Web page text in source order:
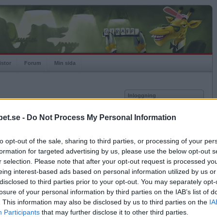
- Do Not Process My Personal Information
opt-out of the sale, sharing to third parties, or processing of your
for targeted advertising by us, please use the below opt-out
selection. Please note that after your opt-out request is processed
interest-based ads based on personal information utilized by us
to third parties prior to your opt-out. You may separately
of your personal information by third parties on the IAB’s list of
This information may also be disclosed by us to third parties on the
Participants that may further disclose it to other third parties.
Forum Min sida
Högsta rating2007-10-08
1807
Rankad
633
Rullningar
8
Matcher
1430
Vunna
756
Inloggning
Kom ihåg mig
Glömt ditt lösenord?
Få ny aktiveringslänk
Betapet är gratis!